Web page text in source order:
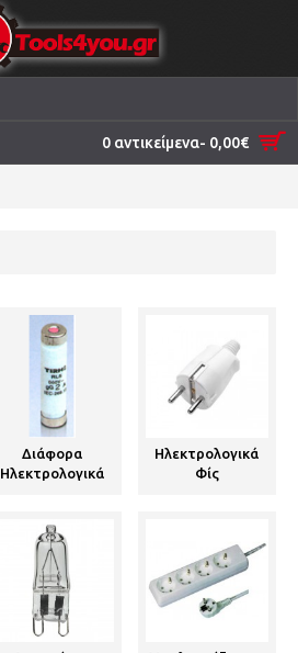
0 αντικείμενα- 0,00€
Διάφορα
Ηλεκτρολογικά
Ηλεκτρολογικά
Φίς